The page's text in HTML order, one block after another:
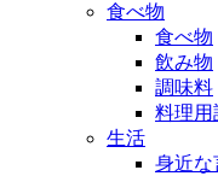
食べ物
食べ物
飲み物
調味料
料理用
生活
身近な